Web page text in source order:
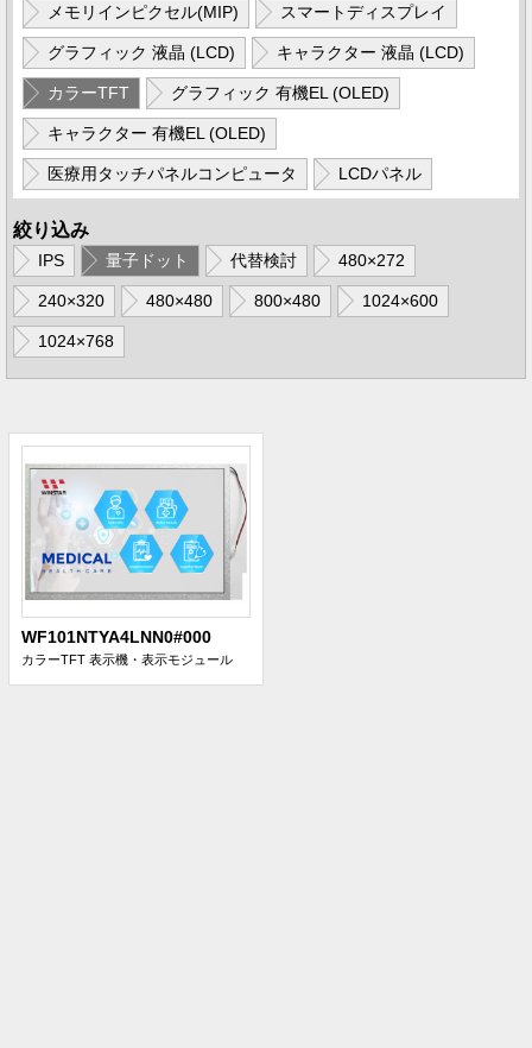
メモリインピクセル(MIP) スマートディスプレイ
グラフィック 液晶 (LCD) キャラクター 液晶 (LCD)
カラーTFT グラフィック 有機EL (OLED)
キャラクター 有機EL (OLED)
医療用タッチパネルコンピュータ LCDパネル
絞り込み
IPS 量子ドット 代替検討 480×272
240×320 480×480 800×480 1024×600
1024×768
WF101NTYA4LNN0#000
カラーTFT 表示機・表示モジュール